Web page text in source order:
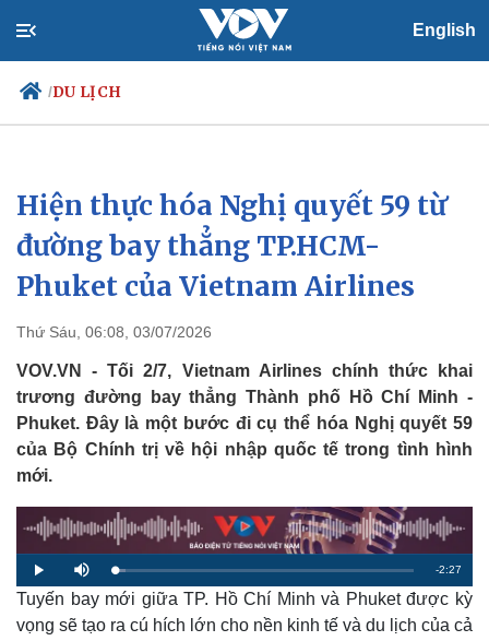
English
/DU LỊCH
Chính trị
Đảng
Tổ chức nhân sự
Quốc hội
Xã hội
Tin 24h
Dự báo thời tiết
Giáo dục
Hiện thực hóa Nghị quyết 59 từ
đường bay thẳng TP.HCM-
Phuket của Vietnam Airlines
Thứ Sáu, 06:08, 03/07/2026
VOV.VN - Tối 2/7, Vietnam Airlines chính thức khai
trương đường bay thẳng Thành phố Hồ Chí Minh -
Phuket. Đây là một bước đi cụ thể hóa Nghị quyết 59
của Bộ Chính trị về hội nhập quốc tế trong tình hình
mới.
P
l
a
y
M
u
t
e
L
o
a
d
d
R
e
-2:27
Tuyến bay mới giữa TP. Hồ Chí Minh và Phuket được kỳ
vọng sẽ tạo ra cú hích lớn cho nền kinh tế và du lịch của cả